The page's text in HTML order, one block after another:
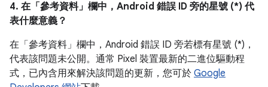
4. 在「參考資料」 欄中，Android 錯誤 ID 旁的星號 (*) 代
表什麼意義？
在「參考資料」 欄中，Android 錯誤 ID 旁若標有星號 (*)，
代表該問題未公開。通常 Pixel 裝置最新的二進位驅動程
式，已內含用來解決該問題的更新，您可於 Google